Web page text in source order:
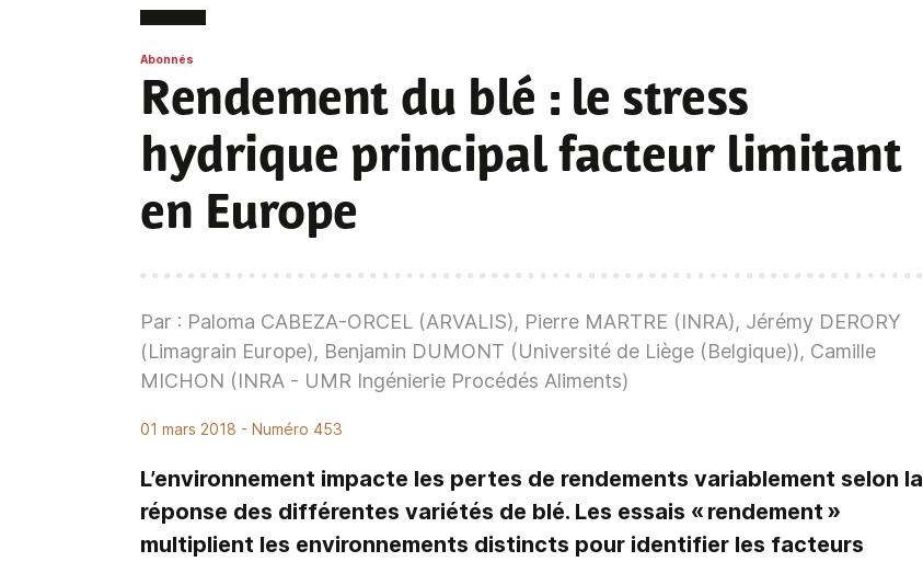
Abonnés
Rendement du blé : le stress
hydrique principal facteur limitant
en Europe
Par : Paloma CABEZA-ORCEL (ARVALIS), Pierre MARTRE (INRA), Jérémy DERORY
(Limagrain Europe), Benjamin DUMONT (Université de Liège (Belgique)), Camille
MICHON (INRA - UMR Ingénierie Procédés Aliments)
01 mars 2018 - Numéro 453
L’environnement impacte les pertes de rendements variablement selon la
réponse des différentes variétés de blé. Les essais « rendement »
multiplient les environnements distincts pour identifier les facteurs